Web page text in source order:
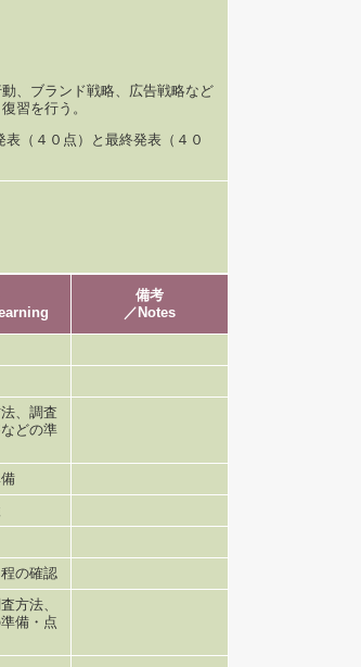
、ブランド戦略、広告戦略など
習を行う。
（４０点）と最終発表（４０
備考
／Notes
、調査
どの準
の確認
方法、
備・点